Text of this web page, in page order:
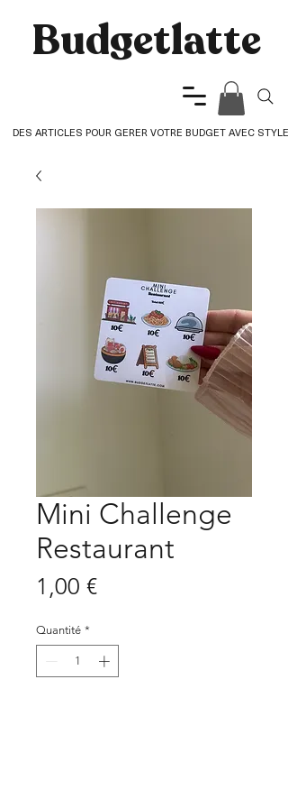
Budgetlatte​
DES ARTICLES POUR GERER VOTRE BUDGET AVEC STYLE
Mini Challenge
Restaurant
1,00 €Prix
Quantité *